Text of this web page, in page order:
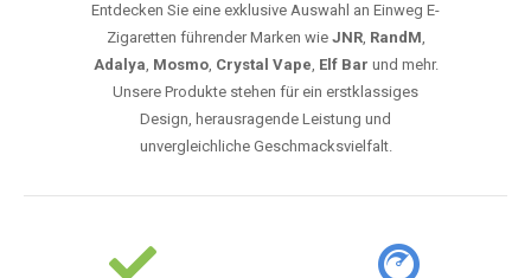
Entdecken Sie eine exklusive Auswahl an Einweg E-
Zigaretten führender Marken wie JNR, RandM,
Adalya, Mosmo, Crystal Vape, Elf Bar und mehr.
Unsere Produkte stehen für ein erstklassiges
Design, herausragende Leistung und
unvergleichliche Geschmacksvielfalt.